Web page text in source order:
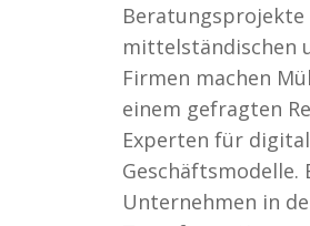
Beratungsprojekte
mittelständischen
Firmen machen
einem gefragten
Experten für
Geschäftsmodelle.
Unternehmen in